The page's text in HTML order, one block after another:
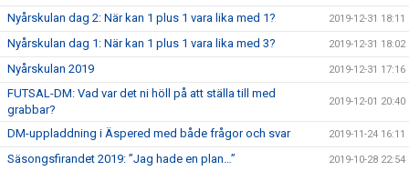
Nyårskulan dag 2: När kan 1 plus 1 vara lika med 1? 2019-12-31 18:11
Nyårskulan dag 1: När kan 1 plus 1 vara lika med 3? 2019-12-31 18:02
Nyårskulan 2019 2019-12-31 17:16
FUTSAL-DM: Vad var det ni höll på att ställa till med
grabbar?
2019-12-01 20:40
DM-uppladdning i Äspered med både frågor och svar 2019-11-24 16:11
Säsongsfirandet 2019: ”Jag hade en plan…” 2019-10-28 22:54